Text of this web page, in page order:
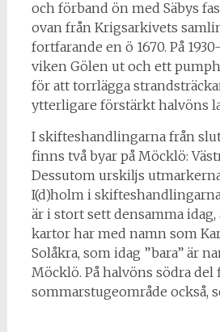
och förband ön med Säbys
ovan från Krigsarkivets
fortfarande en ö 1670. På
viken Gölen ut och ett
för att torrlägga
ytterligare förstärkt halvöns
I skifteshandlingarna från
finns två byar på Möcklö:
Dessutom urskiljs
I(d)holm i
är i stort sett densamma idag,
kartor har med namn som
Solåkra, som idag ”bara” är
Möcklö. På halvöns södra
sommarstugeområde också,